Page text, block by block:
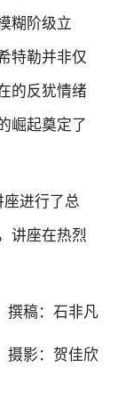
糊阶级立
特勒并非仅
的反犹情绪
崛起奠定了
进行了总
讲座在热烈
撰稿：石非凡
摄影：贺佳欣